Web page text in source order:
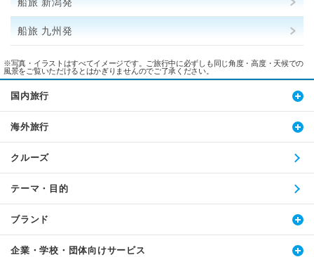
船旅 新潟発
船旅 九州発
※写真・イラストはすべてイメージです。ご旅行中に必ずしも同じ角度・高度・天候での
風景をご覧いただけるとはかぎりませんのでご了承ください。
国内旅行
海外旅行
クルーズ
テーマ・目的
ブランド
企業・学校・団体向けサービス